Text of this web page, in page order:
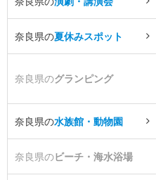
奈良県の夏休みスポット
奈良県のグランピング
奈良県の水族館・動物園
奈良県のビーチ・海水浴場